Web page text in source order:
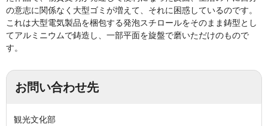
の意志に関係なく大型ゴミが増えて、それに困惑しているのです。
これは大型電気製品を梱包する発泡スチロールをそのまま鋳型とし
てアルミニウムで鋳造し、一部平面を旋盤で磨いただけのもので
す。
お問い合わせ先
観光文化部